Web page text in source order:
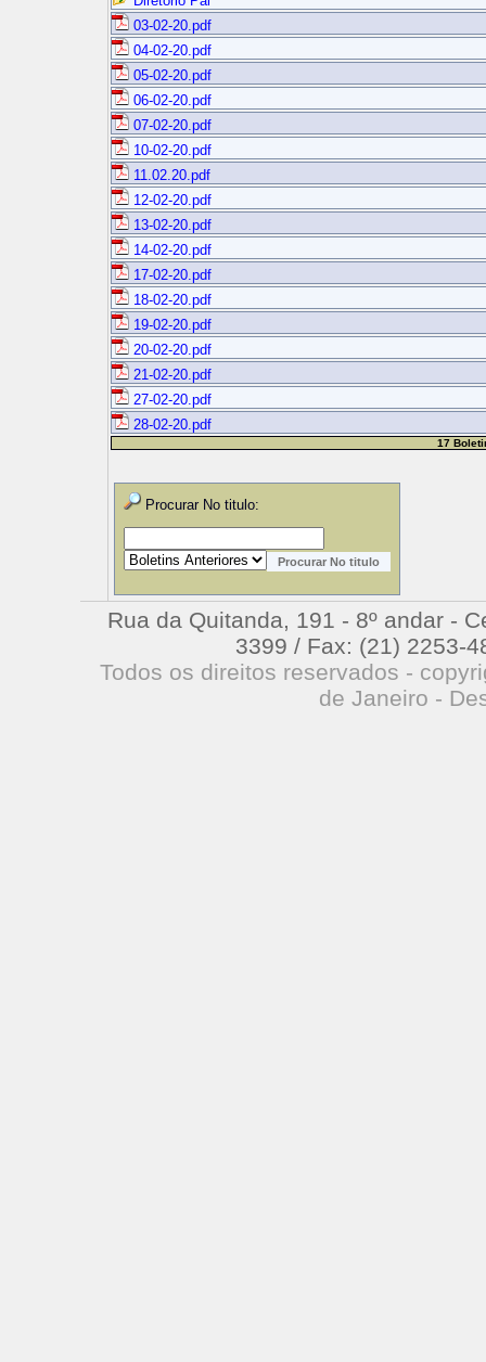
03-02-20.pdf
04-02-20.pdf
05-02-20.pdf
06-02-20.pdf
07-02-20.pdf
10-02-20.pdf
11.02.20.pdf
12-02-20.pdf
13-02-20.pdf
14-02-20.pdf
17-02-20.pdf
18-02-20.pdf
19-02-20.pdf
20-02-20.pdf
21-02-20.pdf
27-02-20.pdf
28-02-20.pdf
17
Procurar No titulo:
Rua da Quitanda, 191 - 8º andar -
3399 / Fax: (21) 2253-
Todos os direitos reservados -
de Janeiro -